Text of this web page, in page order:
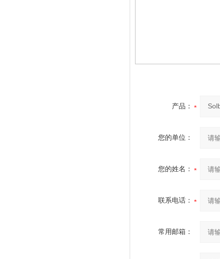
产品：
您的单位：
您的姓名：
联系电话：
常用邮箱：